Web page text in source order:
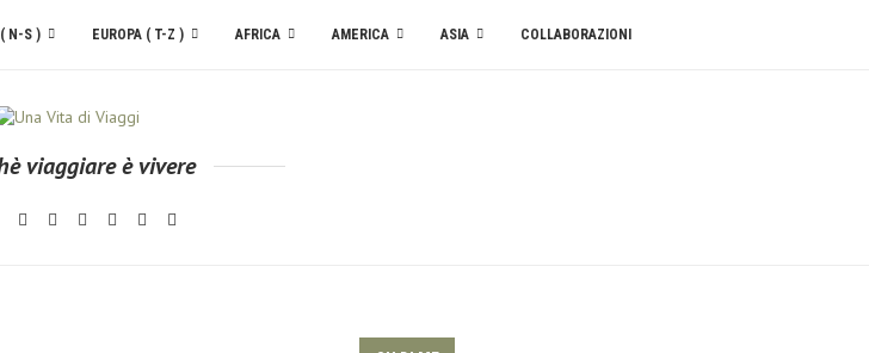
( N-S ) EUROPA ( T-Z ) AFRICA AMERICA ASIA COLLABORAZIONI
viaggiare è vivere